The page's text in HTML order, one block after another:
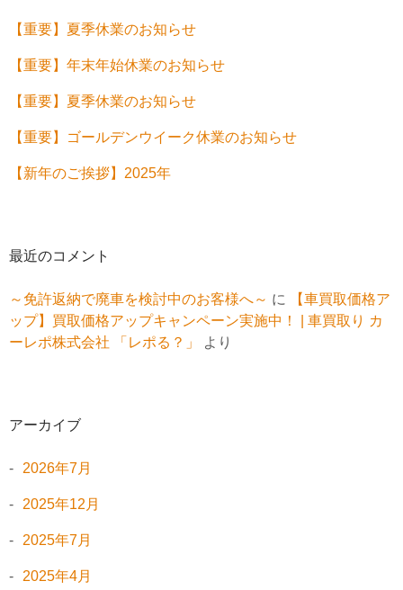
【重要】夏季休業のお知らせ
【重要】年末年始休業のお知らせ
【重要】夏季休業のお知らせ
【重要】ゴールデンウイーク休業のお知らせ
【新年のご挨拶】2025年
最近のコメント
～免許返納で廃車を検討中のお客様へ～ に
【車買取価格ア
ップ】買取価格アップキャンペーン実施中！ | 車買取り カ
ーレポ株式会社 「レポる？」
より
アーカイブ
2026年7月
2025年12月
2025年7月
2025年4月